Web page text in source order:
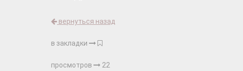
вернуться назад
в закладки
просмотров 22